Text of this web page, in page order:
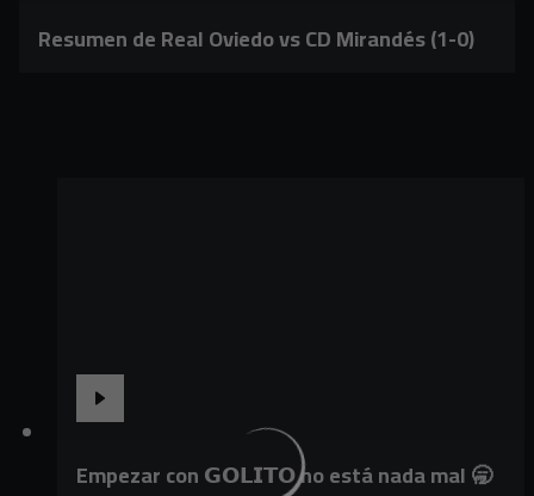
Resumen de Real Oviedo vs CD Mirandés (1-0)
Empezar con 𝗚𝗢𝗟𝗜𝗧𝗢 no está nada mal 🥱